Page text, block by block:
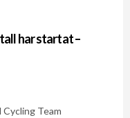
har startat –
Cycling Team